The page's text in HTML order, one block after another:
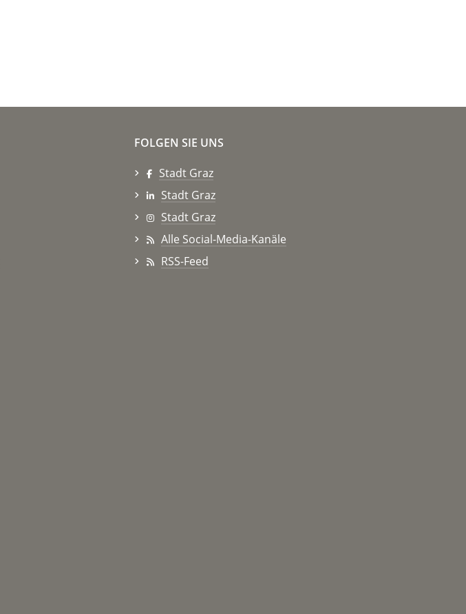
FOLGEN SIE UNS
Stadt Graz
Stadt Graz
Stadt Graz
Alle Social-Media-Kanäle
RSS-Feed